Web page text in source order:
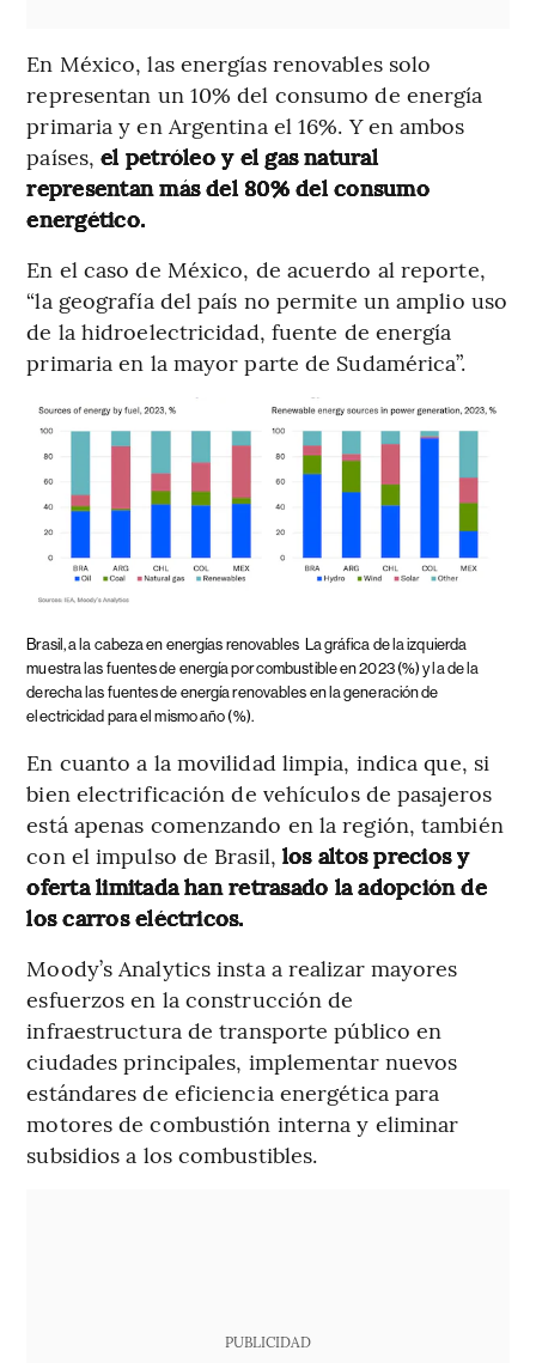
En México, las energías renovables solo
representan un 10% del consumo de energía
primaria y en Argentina el 16%. Y en ambos
países,el petróleo y el gas natural
representan más del 80% del consumo
energético.
En el caso de México, de acuerdo al reporte,
“la geografía del país no permite un amplio uso
de la hidroelectricidad, fuente de energía
primaria en la mayor parte de Sudamérica”.
Brasil, a la cabeza en energías renovables La gráfica de la izquierda
muestra las fuentes de energía por combustible en 2023 (%) y la de la
derecha las fuentes de energía renovables en la generación de
electricidad para el mismo año (%).
En cuanto a la movilidad limpia, indica que, si
bien electrificación de vehículos de pasajeros
está apenas comenzando en la región, también
con el impulso de Brasil, los altos precios y
oferta limitada han retrasado la adopción de
los carros eléctricos.
Moody’s Analytics insta a realizar mayores
esfuerzos en la construcción de
infraestructura de transporte público en
ciudades principales, implementar nuevos
estándares de eficiencia energética para
motores de combustión interna y eliminar
subsidios a los combustibles.
PUBLICIDAD